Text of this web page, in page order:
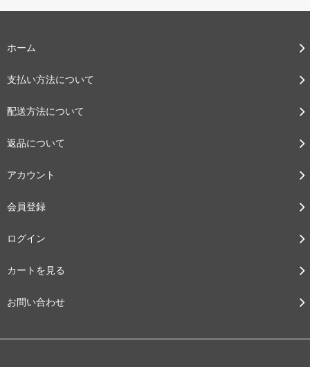
ホーム
支払い方法について
配送方法について
返品について
アカウント
会員登録
ログイン
カートを見る
お問い合わせ